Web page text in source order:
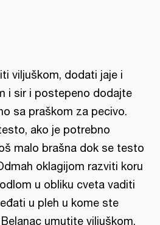
viljuškom, dodati jaje i
i sir i postepeno dodajte
sa praškom za pecivo.
ako je potrebno
malo brašna dok se testo
oklagijom razviti koru
u obliku cveta vaditi
u pleh u kome ste
umutite viljuškom,